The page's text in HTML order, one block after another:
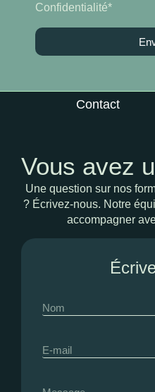
Confidentialité*
Contact
Vous avez
Une question sur nos
? Écrivez-nous. Notre
accompagner